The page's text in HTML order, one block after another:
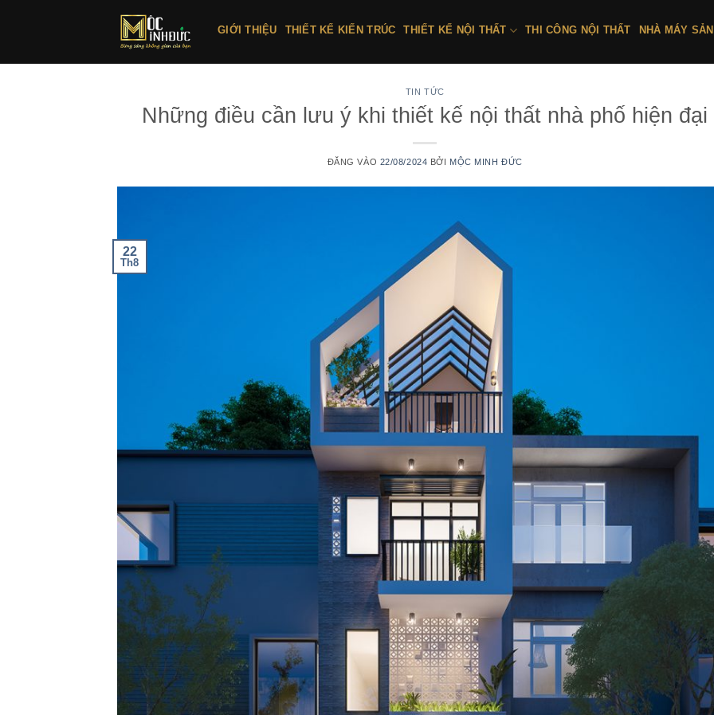
GIỚI THIỆU THIẾT KẾ KIẾN TRÚC THIẾT KẾ NỘI THẤT THI CÔNG NỘI THẤT NHÀ MÁY
TIN TỨC
Những điều cần lưu ý khi thiết kế nội thất nhà phố hiện đại
ĐĂNG VÀO 22/08/2024 BỞI MỘC MINH ĐỨC
22
Th8